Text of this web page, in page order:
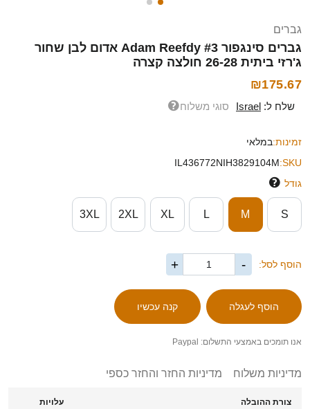
גברים
גברים סינגפור Adam Reefdy #3 אדום לבן שחור
ג'רזי ביתית 26-28 חולצה קצרה
₪175.67
שלח ל: Israel סוגי משלוח
זמינות:במלאי
SKU:
IL436772NIH3829104M
גודל
S
M
L
XL
2XL
3XL
הוסף לסל: -
+
אנו תומכים באמצעי התשלום: Paypal
מדיניות משלוח מדיניות החזר והחזר כספי
צורת ההובלה עלויות